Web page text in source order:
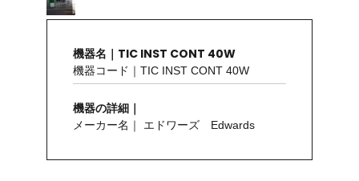
機器名｜TIC INST CONT 40W
機器コード｜TIC INST CONT 40W
機器の詳細｜
メーカー名｜ エドワーズ Edwards